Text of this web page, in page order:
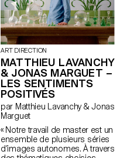
nombreuses interrogations sur
le monde du sport et de
l’olympisme…
ART DIRECTION
MATTHIEU LAVANCHY
& JONAS MARGUET –
LES SENTIMENTS
POSITIVÉS
par Matthieu Lavanchy & Jonas
Marguet
« Notre travail de master est un
ensemble de plusieurs séries
d’images autonomes. À travers